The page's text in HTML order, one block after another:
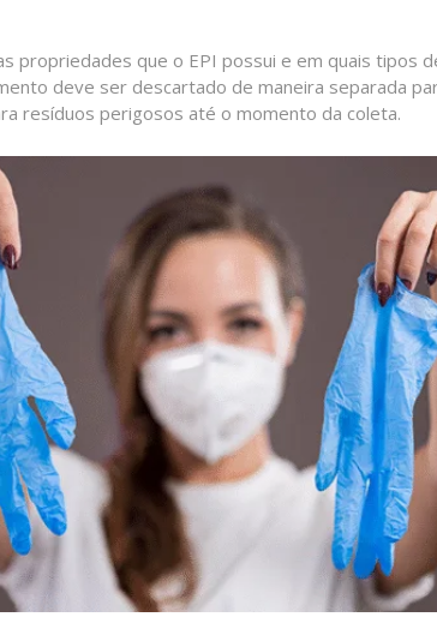
propriedades que o EPI possui e em quais tipos
deve ser descartado de maneira separada
resíduos perigosos até o momento da coleta.